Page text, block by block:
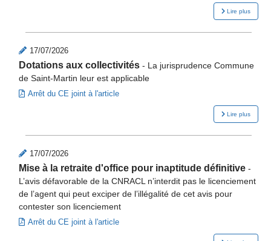
Lire plus
17/07/2026
Dotations aux collectivités - La jurisprudence Commune
de Saint-Martin leur est applicable
Arrêt du CE joint à l'article
Lire plus
17/07/2026
Mise à la retraite d'office pour inaptitude définitive -
L’avis défavorable de la CNRACL n’interdit pas le licenciement
de l’agent qui peut exciper de l’illégalité de cet avis pour
contester son licenciement
Arrêt du CE joint à l'article